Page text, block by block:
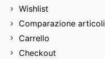
Wishlist
Comparazione articoli
Carrello
Checkout